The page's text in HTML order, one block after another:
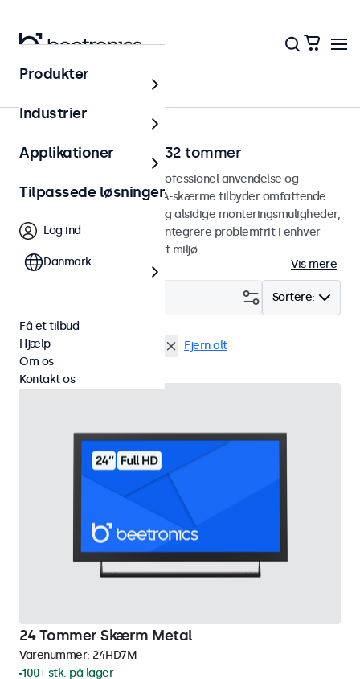
Hjem
VGA-skærme fra 7 til 32 tommer
VGA-skærme designet til professionel anvendelse og
kontinuerlig brug. Vores VGA-skærme tilbyder omfattende
konfigurationsmuligheder og alsidige monteringsmuligheder,
hvilket gør dem nemme at integrere problemfrit i enhver
anvendelsesform og ethvert miljø.
Vis mere
Sortere:
Filter (1)
VGA Fjern alt
24 Tommer Skærm Metal
Varenummer: 24HD7M
100+ stk. på lager
Produkter
Industrier
Applikationer
Tilpassede løsninger
Log ind
Danmark
Få et tilbud
Hjælp
Om os
Kontakt os